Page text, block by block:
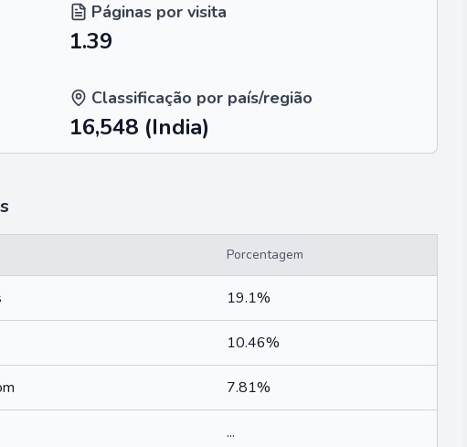
Páginas por visita
1.39
Classificação por país/região
16,548 (India)
Porcentagem
19.1%
10.46%
7.81%
...